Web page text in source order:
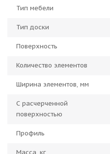
Тип мебели
Тип доски
Поверхность
Количество элементов
Ширина элементов, мм
С расчерченной
поверхностью
Профиль
Масса, кг